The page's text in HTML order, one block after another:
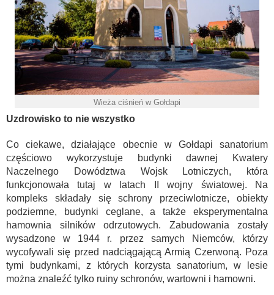
Wieża ciśnień w Gołdapi
Uzdrowisko to nie wszystko
Co ciekawe, działające obecnie w Gołdapi sanatorium
częściowo wykorzystuje budynki dawnej Kwatery
Naczelnego Dowództwa Wojsk Lotniczych, która
funkcjonowała tutaj w latach II wojny światowej. Na
kompleks składały się schrony przeciwlotnicze, obiekty
podziemne, budynki ceglane, a także eksperymentalna
hamownia silników odrzutowych. Zabudowania zostały
wysadzone w 1944 r. przez samych Niemców, którzy
wycofywali się przed nadciągającą Armią Czerwoną. Poza
tymi budynkami, z których korzysta sanatorium, w lesie
można znaleźć tylko ruiny schronów, wartowni i hamowni.